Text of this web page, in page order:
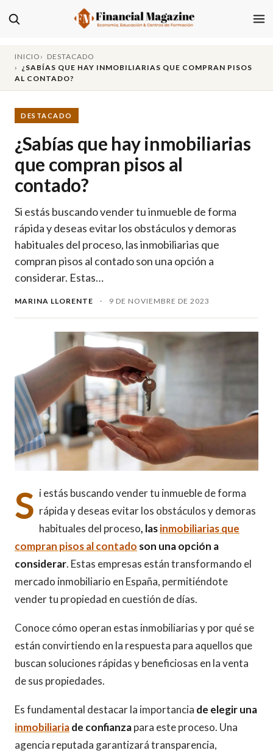
INICIO
DESTACADO
¿SABÍAS QUE HAY INMOBILIARIAS QUE COMPRAN PISOS
AL CONTADO?
DESTACADO
¿Sabías que hay inmobiliarias
que compran pisos al
contado?
Si estás buscando vender tu inmueble de forma
rápida y deseas evitar los obstáculos y demoras
habituales del proceso, las inmobiliarias que
compran pisos al contado son una opción a
considerar. Estas…
MARINA LLORENTE · 9 DE NOVIEMBRE DE 2023
S i estás buscando vender tu inmueble de forma
rápida y deseas evitar los obstáculos y demoras
habituales del proceso, lasinmobiliarias que
compran pisos al contado son una opción a
considerar. Estas empresas están transformando el
mercado inmobiliario en España, permitiéndote
vender tu propiedad en cuestión de días.
Conoce cómo operan estas inmobiliarias y por qué se
están convirtiendo en la respuesta para aquellos que
buscan soluciones rápidas y beneficiosas en la venta
de sus propiedades.
Es fundamental destacar la importancia de elegir una
inmobiliariade confianzapara este proceso. Una
agencia reputada garantizará transparencia,